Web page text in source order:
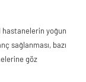
hastanelerin yoğun
sağlanması, bazı
göz